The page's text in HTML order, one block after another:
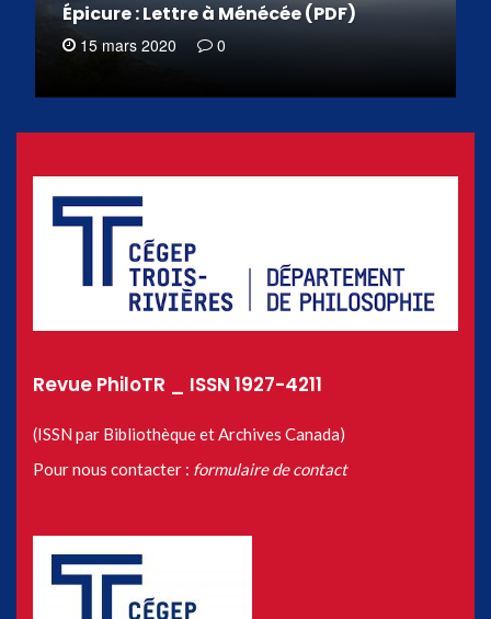
Épicure : Lettre à Ménécée (PDF)
15 mars 2020 0
Revue PhiloTR _ ISSN 1927-4211
(ISSN par Bibliothèque et Archives Canada)
Pour nous contacter : formulaire de contact